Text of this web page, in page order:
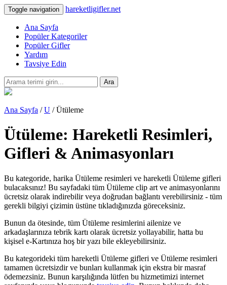
Toggle navigation hareketligifler.net
Ana Sayfa
Popüler Kategoriler
Popüler Gifler
Yardım
Tavsiye Edin
Ara
Ana Sayfa /U / Ütüleme
Ütüleme: Hareketli Resimleri,
Gifleri & Animasyonları
Bu kategoride, harika Ütüleme resimleri ve hareketli Ütüleme gifleri
bulacaksınız! Bu sayfadaki tüm Ütüleme clip art ve animasyonlarını
ücretsiz olarak indirebilir veya doğrudan bağlantı verebilirsiniz - tüm
gerekli bilgiyi çizimin üstüne tıkladığınızda göreceksiniz.
Bunun da ötesinde, tüm Ütüleme resimlerini ailenize ve
arkadaşlarınıza tebrik kartı olarak ücretsiz yollayabilir, hatta bu
kişisel e-Kartınıza hoş bir yazı bile ekleyebilirsiniz.
Bu kategorideki tüm hareketli Ütüleme gifleri ve Ütüleme resimleri
tamamen ücretsizdir ve bunları kullanmak için ekstra bir masraf
ödemezsiniz. Bunun karşılığında lütfen bu hizmetimizi internet